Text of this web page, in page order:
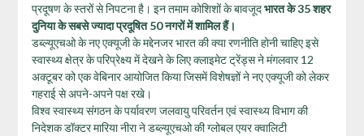
प्रदूषण के स्तरों से निपटना है। इन तमाम कोशिशों के बावजूदभारत के 35 शहर
दुनिया के सबसे ज्यादा प्रदूषित 50 नगरों में शामिल हैं।
डब्ल्यूएचओ के नए एक्यूजी के मद्देनजर भारत की क्या रणनीति होनी चाहिए इसे
स्वास्थ्य क्षेत्र के परिप्रेक्ष्य में देखने के लिए क्लाइमेट ट्रेंड्स ने मंगलवार 12
अक्टूबर को एक वेबिनार आयोजित किया जिसमें विशेषज्ञों ने नए एक्यूजी को लेकर
गहराई से अपने-अपने पक्ष रखे।
विश्व स्वास्थ्य संगठन के पर्यावरण जलवायु परिवर्तन एवं स्वास्थ्य विभाग की
निदेशक डॉक्टर मारिया नीरा ने डब्ल्यूएचओ की ग्लोबल एयर क्वालिटी